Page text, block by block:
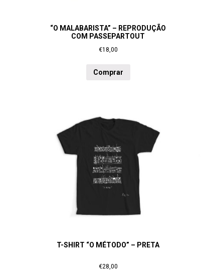
“O MALABARISTA” – REPRODUÇÃO
COM PASSEPARTOUT
€18,00
Comprar
T-SHIRT “O MÉTODO” – PRETA
€28,00